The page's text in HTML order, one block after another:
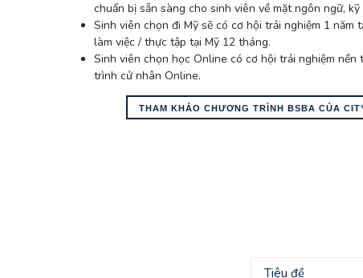
chuẩn bị sẵn sàng cho sinh viên về mặt ngôn ngữ,
Sinh viên chọn đi Mỹ sẽ có cơ hội trải nghiệm 1
làm việc / thực tập tại Mỹ 12 tháng.
Sinh viên chọn học Online có cơ hội trải nghiệm
trình cử nhân Online.
THAM KHẢO CHƯƠNG TRÌNH BSBA CỦA